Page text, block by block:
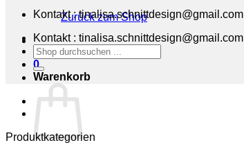
Zurück zum Shop
0
Warenkorb
Kontakt : tinalisa.schnittdesign@gmail.com
Kontakt : tinalisa.schnittdesign@gmail.com
Suchen
nach:
Produktkategorien